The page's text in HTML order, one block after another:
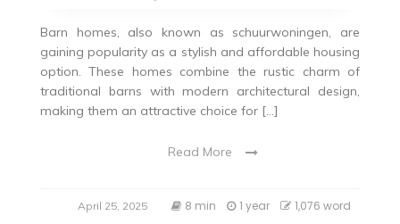
Barn homes, also known as schuurwoningen, are
gaining popularity as a stylish and affordable housing
option. These homes combine the rustic charm of
traditional barns with modern architectural design,
making them an attractive choice for […]
Read More
April 25, 2025 8 min 1 year 1,076 word